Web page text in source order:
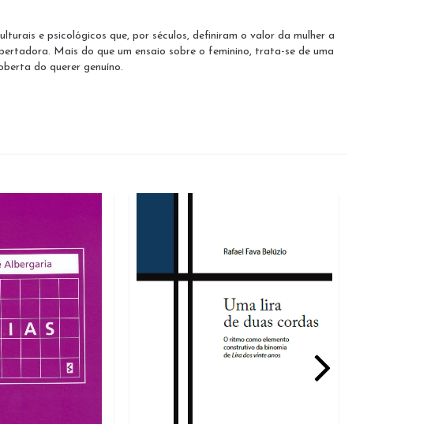
e psicológicos que, por séculos, definiram o valor da mulher a
Mais do que um ensaio sobre o feminino, trata-se de uma
do querer genuíno.